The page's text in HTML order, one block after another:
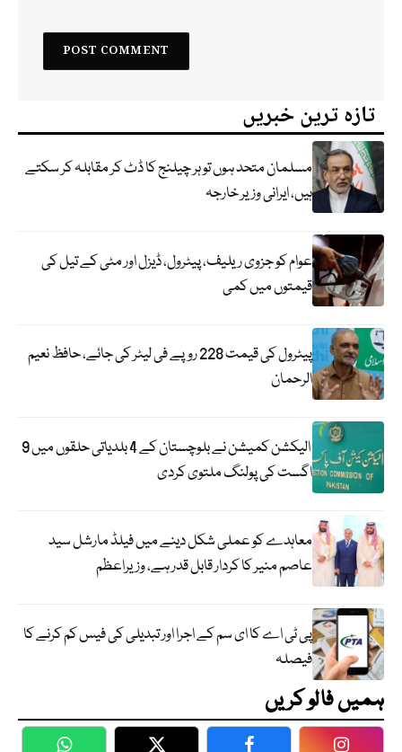
تازہ ترین خبریں
مسلمان متحد ہوں تو ہر چیلنج کا ڈٹ کر مقابلہ کر سکتے
ہیں، ایرانی وزیر خارجہ
عوام کو جزوی ریلیف، پیٹرول، ڈیزل اور مٹی کے تیل کی
قیمتوں میں کمی
پیٹرول کی قیمت 228 روپے فی لیٹر کی جائے، حافظ نعیم
الرحمان
الیکشن کمیشن نے بلوچستان کے 4 بلدیاتی حلقوں میں 9
اگست کی پولنگ ملتوی کردی
معاہدے کو عملی شکل دینے میں فیلڈ مارشل سید
عاصم منیر کا کردار قابل قدر ہے، وزیراعظم
پی ٹی اے کا ای سم کے اجرا اور تبدیلی کی فیس کم کرنے کا
فیصلہ
ہمیں فالو کریں